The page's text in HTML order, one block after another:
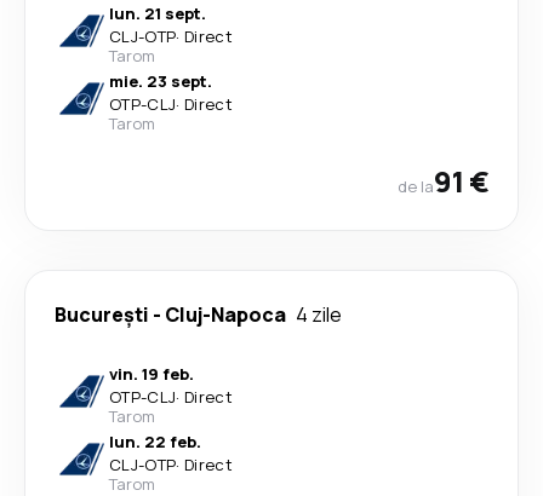
lun. 21 sept.
CLJ-OTP· Direct
Tarom
mie. 23 sept.
OTP-CLJ· Direct
Tarom
de la91 €
București - Cluj-Napoca 4 zile
vin. 19 feb.
OTP-CLJ· Direct
Tarom
lun. 22 feb.
CLJ-OTP· Direct
Tarom